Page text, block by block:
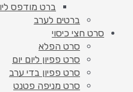
ברט מודפס ליום יום
ברטים לערב
סרט חצי כיסוי
סרט הפלא
סרט פפיון ליום יום
סרט פפיון בדי ערב
סרט מניפה פטנט